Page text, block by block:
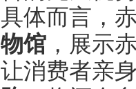
具体而言，
物馆 ，展示
让消费者亲